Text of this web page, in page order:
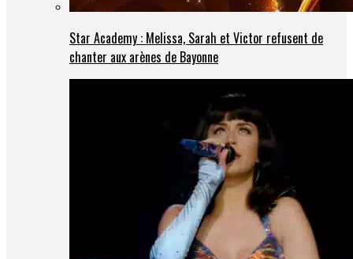
Star Academy : Melissa, Sarah et Victor refusent de
chanter aux arènes de Bayonne